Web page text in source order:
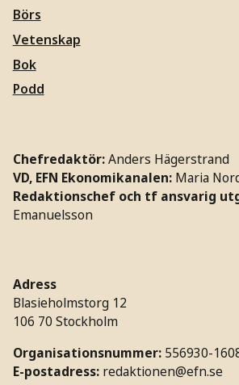
Börs
Vetenskap
Bok
Podd
Chefredaktör:Anders Hägerstrand
VD, EFN Ekonomikanalen: Maria
Redaktionschef och tf ansvarig
Emanuelsson
Adress
Blasieholmstorg 12
106 70 Stockholm
Organisationsnummer: 556930-
E-postadress: redaktionen@efn.se